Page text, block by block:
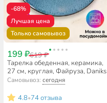
-68%
Лучшая цена
Только самовывоз
199 ₽619 ₽
Тарелка обеденная, керамика,
27 см, круглая, Файруза, Daniks
Самовывоз:сегодня
4.8•74 отзыва